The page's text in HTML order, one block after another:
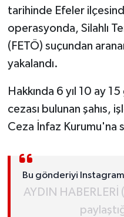
tarihinde Efeler
operasyonda, Silahlı
(FETÖ) suçundan
yakalandı.
Hakkında 6 yıl 10 ay
cezası bulunan şahıs,
Ceza İnfaz Kurumu'na
Bu gönderiyi
AYDIN
MAGAZİN
ÖZEL HABER
ŞİRKET HABERLERİ
TEKNOLOJİ